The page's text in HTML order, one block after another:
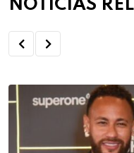
NOTÍCIAS